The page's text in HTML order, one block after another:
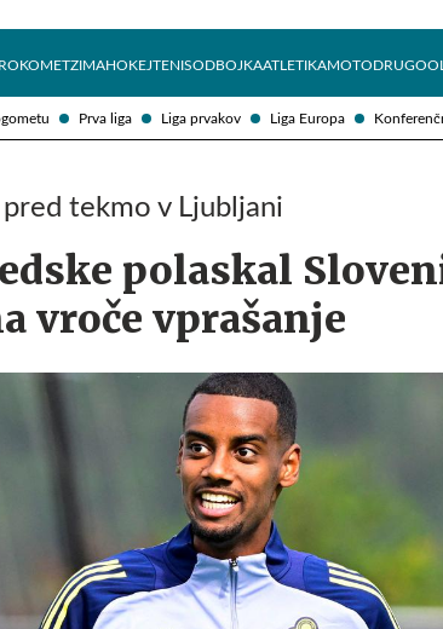
Prva liga Liga prvakov Liga Europa
ROKOMETZIMAHOKEJTENISODBOJKAATLETIKAMOTODRUGO
pred tekmo v Ljubljani
polaskal
vroče vprašanje